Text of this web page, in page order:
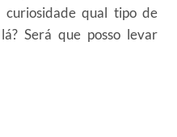
curiosidade qual tipo de
Será que posso levar